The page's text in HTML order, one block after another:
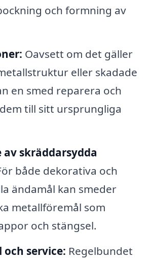
och formning av
Oavsett om det gäller
eller skadade
en smed reparera och
till sitt ursprungliga
av skräddarsydda
både dekorativa och
ändamål kan smeder
metallföremål som
och stängsel.
service: Regelbundet